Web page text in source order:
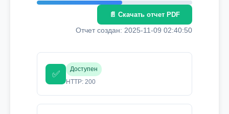
📄 Скачать отчет PDF
Отчет создан: 2025-11-09 02:40:50
✅
Доступен
HTTP: 200